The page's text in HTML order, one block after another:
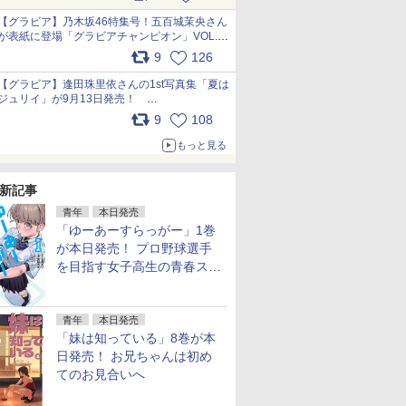
これ以上の幸せはない」……一緒に暮らす愛
犬たちへ… pic.x.com/hEr88DgVyD
グラビア】乃木坂46特集号！五百城茉央さん
表紙に登場「グラビアチャンピオン」VOL.13
日発売 先行カットを一部公開
9 126
グラビア】逢田珠里依さんの1st写真集「夏は
ュリイ」が9月13日発売！
9 108
もっと見る
記事
青年 本日発売
「ゆーあーすらっがー」1巻
が本日発売！ プロ野球選手
を目指す女子高生の青春スト
青年 本日発売
「妹は知っている」8巻が本
日発売！ お兄ちゃんは初め
てのお見合いへ